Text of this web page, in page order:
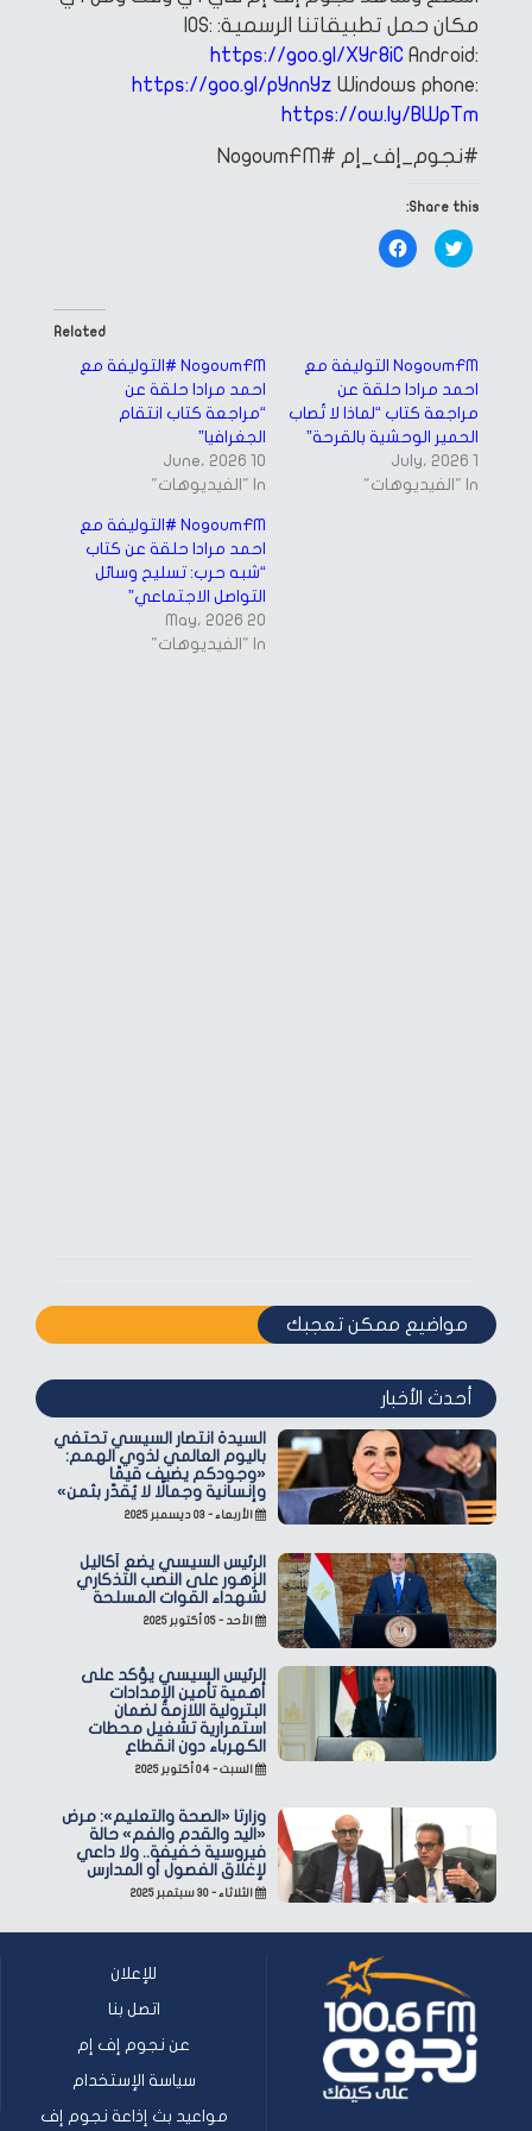
مكان حمل تطبيقاتنا الرسمية:
https://goo.gl/XYr8iC Android:
https://goo.gl/pYnnYz Windows phone:
https://ow.ly/BWpTm
#نجوم_إف_إم #NogoumFM
Share this:
Click
to
share
window)
Click
to
window)
Related
NogoumFM #التوليفة مع
احمد مراد| حلقة عن
“مراجعة كتاب انتقام
الجغرافيا”
10 June، 2026
In "الفيديوهات"
NogoumFM التوليفة مع
احمد مراد| حلقة عن
مراجعة كتاب “لماذا لا تُصاب
الحمير الوحشية بالقرحة”
1 July، 2026
In "الفيديوهات"
NogoumFM #التوليفة مع
احمد مراد| حلقة عن كتاب
“شبه حرب: تسليح وسائل
التواصل الاجتماعي”
20 May، 2026
In "الفيديوهات"
مواضيع ممكن تعجبك
أحدث الأخبار
السيدة انتصار السيسي تحتفي
باليوم العالمي لذوي الهمم:
«وجودكم يضيف قيمًا
وإنسانية وجمالًا لا يُقدّر بثمن»
الأربعاء - ٠٣ ديسمبر ٢٠٢٥
الرئيس السيسي يضع أكاليل
الزهور على النصب التذكاري
لشهداء القوات المسلحة
الأحد - ٠٥ أكتوبر ٢٠٢٥
الرئيس السيسي يؤكد على
أهمية تأمين الإمدادات
البترولية اللازمة لضمان
استمرارية تشغيل محطات
الكهرباء دون انقطاع
السبت - ٠٤ أكتوبر ٢٠٢٥
وزارتا «الصحة والتعليم»: مرض
«اليد والقدم والفم» حالة
فيروسية خفيفة.. ولا داعي
لإغلاق الفصول أو المدارس
الثلاثاء - ٣٠ سبتمبر ٢٠٢٥
للإعلان
اتصل بنا
عن نجوم إف إم
سياسة الإستخدام
مواعيد بث إذاعة نجوم إف